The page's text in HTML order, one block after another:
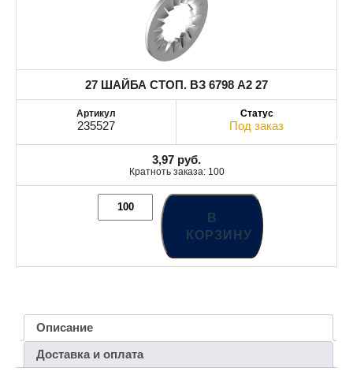
27 ШАЙБА СТОП. ВЗ 6798 A2 27
235527 Под заказ
3,97 руб.
Кратноть заказа: 100
В
КОРЗИНУ
Описание
Доставка и оплата